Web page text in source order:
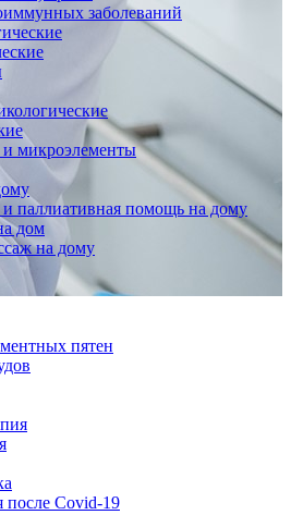
заболеваний
микроэлементы
паллиативная помощь на дому
дом
на дому
пятен
после Covid-19